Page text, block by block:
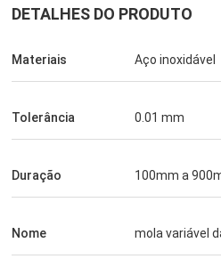
agora.
DETALHES DO PRODUTO
Materiais Aço inoxidável
Tolerância 0.01 mm
Duração 100mm a
Nome mola variável